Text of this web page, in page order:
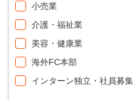
小売業
介護・福祉業
美容・健康業
海外FC本部
インターン独立・社員募集